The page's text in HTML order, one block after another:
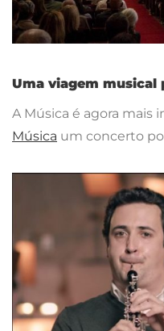
Uma viagem musical
A Música é agora mais
Música um concerto